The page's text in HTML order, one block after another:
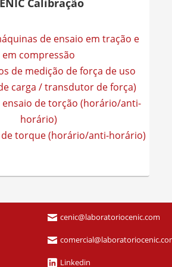
Calibração
de ensaio em tração e
em compressão
de medição de força de uso
carga / transdutor de força)
ensaio de torção (horário/anti-
horário)
torque (horário/anti-horário)
cenic@laboratoriocenic.com
Linkedin